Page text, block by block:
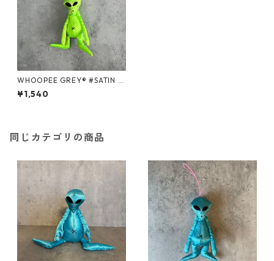
WHOOPEE GREY® #SATIN G
REEN/Sサイズ
¥1,540
同じカテゴリの商品